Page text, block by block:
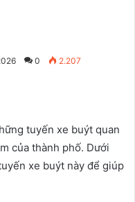
0 2.207
tuyến xe buýt quan
của thành phố. Dưới
xe buýt này để giúp